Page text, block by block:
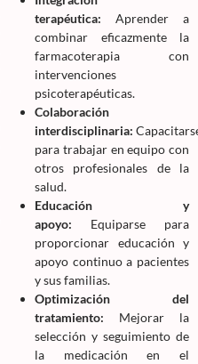
terapéutica: Aprender a
combinar eficazmente la
farmacoterapia con
intervenciones
psicoterapéuticas.
Colaboración
interdisciplinaria:
para trabajar en equipo con
otros profesionales de la
salud.
Educación y
apoyo: Equiparse para
proporcionar educación y
apoyo continuo a pacientes
y sus familias.
Optimización del
tratamiento: Mejorar la
selección y seguimiento de
la medicación en el